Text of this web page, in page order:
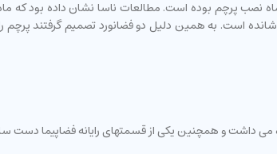
پرچم بوده است. مطالعات ناسا نشان داده بود که ماه
است. به همین دلیل دو فضانورد تصمیم گرفتند پرچم
می داشت و همچنین یکی از قسمتهای رایانه فضاپیما دست